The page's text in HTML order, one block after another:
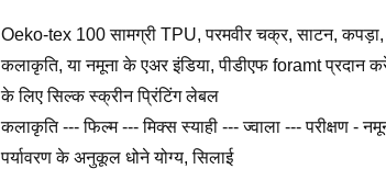
Oeko-tex 100 सामग्री TPU, परमवीर चक्र, साटन, कपड़ा,
कलाकृति, या नमूना के एअर इंडिया, पीडीएफ foramt प्रदान
के लिए सिल्क स्क्रीन प्रिंटिंग लेबल
कलाकृति --- फिल्म --- मिक्स स्याही --- ज्वाला --- परीक्षण -
पर्यावरण के अनुकूल धोने योग्य, सिलाई